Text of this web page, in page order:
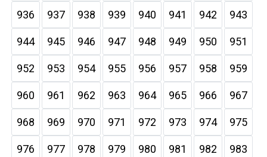
936 937 938 939 940 941 942 943
944 945 946 947 948 949 950 951
952 953 954 955 956 957 958 959
960 961 962 963 964 965 966 967
968 969 970 971 972 973 974 975
976 977 978 979 980 981 982 983